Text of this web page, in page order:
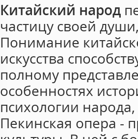
Китайский народ
частицу своей
Понимание
искусства
полному
особенностях
психологии народа,
Пекинская опера -